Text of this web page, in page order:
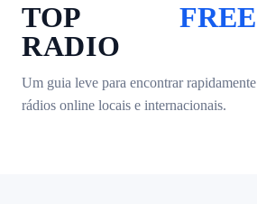
TOP
RADIO
FREE
Um guia leve para encontrar rapidamente
rádios online locais e internacionais.